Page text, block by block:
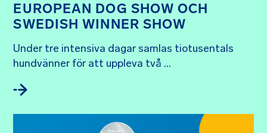
EUROPEAN DOG SHOW OCH
SWEDISH WINNER SHOW
Under tre intensiva dagar samlas tiotusentals
hundvänner för att uppleva två ...